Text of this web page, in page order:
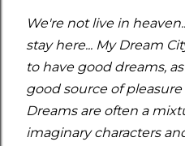
We're not live in
stay here... My Dream
to have good dreams,
good source of
Dreams are often a
imaginary characters